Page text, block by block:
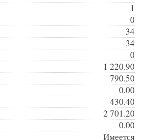
1
0
34
34
0
1 220.90
790.50
0.00
430.40
2 701.20
0.00
Имеется